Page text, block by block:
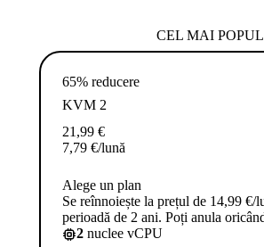
CEL MAI
65% reducere
KVM 2
21,99 €
7,79 €/lună
Alege un plan
Se reînnoiește la prețul de 14,99 €/
perioadă de 2 ani. Poți anula
2 nuclee vCPU